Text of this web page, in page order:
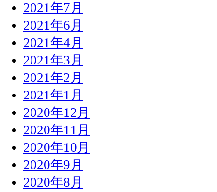
2021年7月
2021年6月
2021年4月
2021年3月
2021年2月
2021年1月
2020年12月
2020年11月
2020年10月
2020年9月
2020年8月